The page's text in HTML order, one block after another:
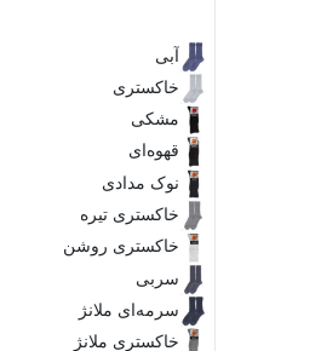
آبی
خاکستری
مشکی
قهوه‌ای
نوک مدادی
خاکستری تیره
خاکستری روشن
سربی
سرمه‌ای ملانژ
خاکستری ملانژ